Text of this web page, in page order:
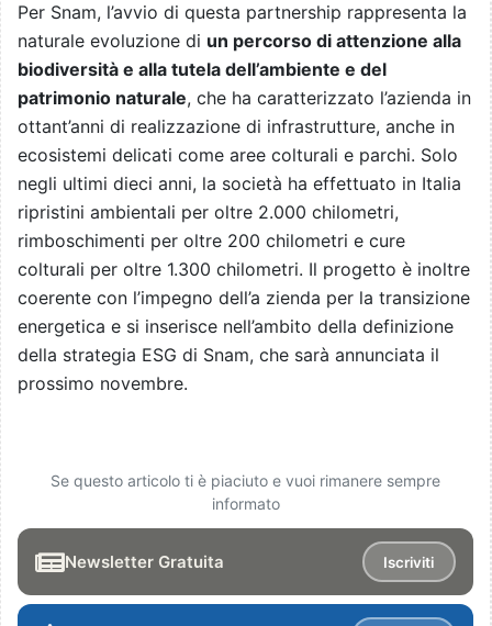
Per Snam, l’avvio di questa partnership rappresenta la
naturale evoluzione di un percorso di attenzione alla
biodiversità e alla tutela dell’ambiente e del
patrimonio naturale, che ha caratterizzato l’azienda in
ottant’anni di realizzazione di infrastrutture, anche in
ecosistemi delicati come aree colturali e parchi. Solo
negli ultimi dieci anni, la società ha effettuato in Italia
ripristini ambientali per oltre 2.000 chilometri,
rimboschimenti per oltre 200 chilometri e cure
colturali per oltre 1.300 chilometri. Il progetto è inoltre
coerente con l’impegno dell’a zienda per la transizione
energetica e si inserisce nell’ambito della definizione
della strategia ESG di Snam, che sarà annunciata il
prossimo novembre.
Se questo articolo ti è piaciuto e vuoi rimanere sempre
informato
Newsletter Gratuita Iscriviti